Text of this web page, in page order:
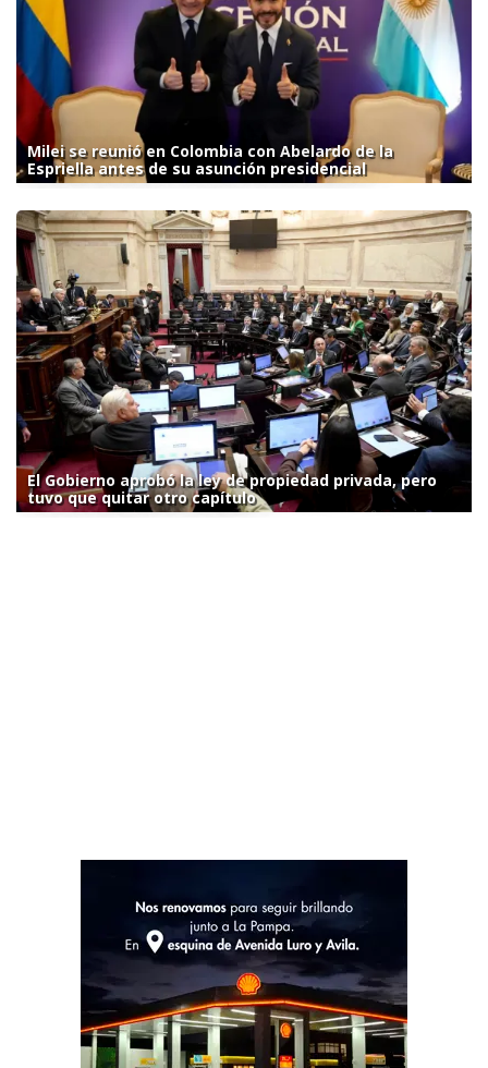
Milei se reunió en Colombia con Abelardo de la
Espriella antes de su asunción presidencial
El Gobierno aprobó la ley de propiedad privada, pero
tuvo que quitar otro capítulo